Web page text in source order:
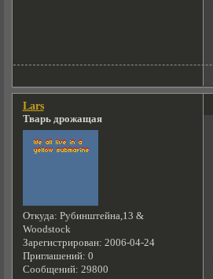
Lars
Тварь дрожащая
Откуда: Рубинштейна,13 &
Woodstock
Зарегистрирован: 2006-04-24
Приглашений: 0
Сообщений: 29800